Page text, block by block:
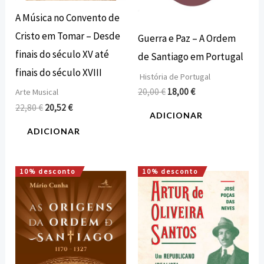
A Música no Convento de
Cristo em Tomar – Desde
finais do século XV até
finais do século XVIII
Arte Musical
22,80€ 20,52€
ADICIONAR
Guerra e Paz – A Ordem
de Santiago em Portugal
História de Portugal
20,00€ 18,00€
ADICIONAR
10% desconto
O
preço
original
era:
16,00 €.
O
preço
atual
é:
14,40 €.
10% desconto
O
preço
original
era:
20,00 €.
O
preço
atual
é:
18,00 €.